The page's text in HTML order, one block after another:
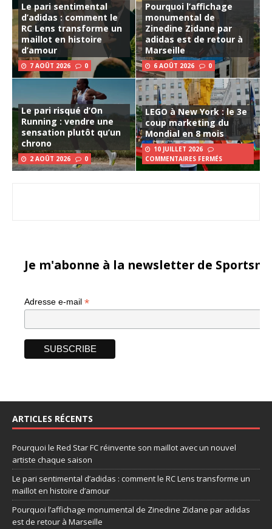
Le pari sentimental
d’adidas : comment le
RC Lens transforme un
maillot en histoire
d’amour
7 AOÛT 2026 0
Pourquoi l’affichage
monumental de
Zinedine Zidane par
adidas est de retour à
Marseille
6 AOÛT 2026 0
Le pari risqué d’On
Running : vendre une
sensation plutôt qu’un
chrono
2 AOÛT 2026 0
LEGO à New York : le 3e
coup marketing du
Mondial en 8 mois
10 JUILLET 2026
COMMENTAIRES FERMÉS
Je m'abonne à la newsletter de
Adresse e-mail *
ARTICLES RÉCENTS
Pourquoi le Red Star FC réinvente son maillot avec un nouvel
artiste chaque saison
Le pari sentimental d’adidas : comment le RC Lens transforme un
maillot en histoire d’amour
Pourquoi l’affichage monumental de Zinedine Zidane par adidas
est de retour à Marseille